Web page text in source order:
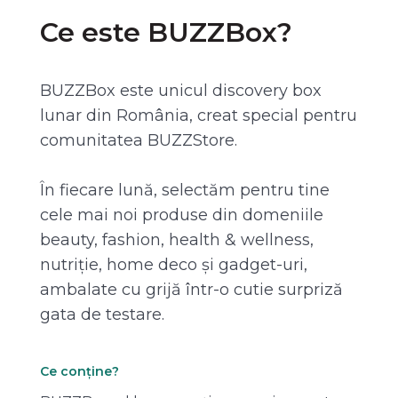
Ce este BUZZBox?
BUZZBox este unicul discovery box
lunar din România, creat special pentru
comunitatea BUZZStore.
În fiecare lună, selectăm pentru tine
cele mai noi produse din domeniile
beauty, fashion, health & wellness,
nutriție, home deco și gadget-uri,
ambalate cu grijă într-o cutie surpriză
gata de testare.
Ce conține?